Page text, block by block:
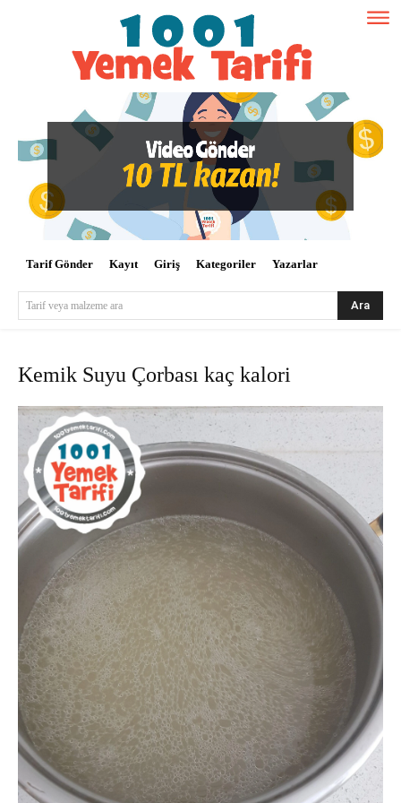
Tarif Gönder Kayıt Giriş Kategoriler Yazarlar
Tarif veya malzeme ara Ara
Kemik Suyu Çorbası kaç kalori